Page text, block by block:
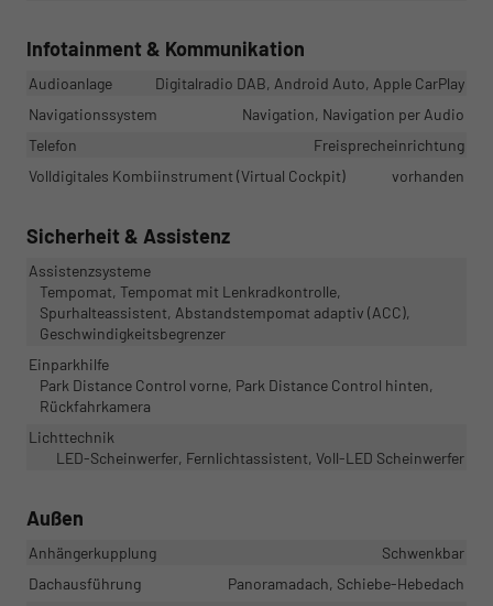
Infotainment & Kommunikation
Audioanlage
Digitalradio DAB, Android Auto, Apple CarPlay
Navigationssystem
Navigation, Navigation per Audio
Telefon
Freisprecheinrichtung
Volldigitales Kombiinstrument (Virtual Cockpit)
vorhanden
Sicherheit & Assistenz
Assistenzsysteme
Tempomat, Tempomat mit Lenkradkontrolle,
Spurhalteassistent, Abstandstempomat adaptiv (ACC),
Geschwindigkeitsbegrenzer
Einparkhilfe
Park Distance Control vorne, Park Distance Control hinten,
Rückfahrkamera
Lichttechnik
LED-Scheinwerfer, Fernlichtassistent, Voll-LED Scheinwerfer
Außen
Anhängerkupplung
Schwenkbar
Dachausführung
Panoramadach, Schiebe-Hebedach